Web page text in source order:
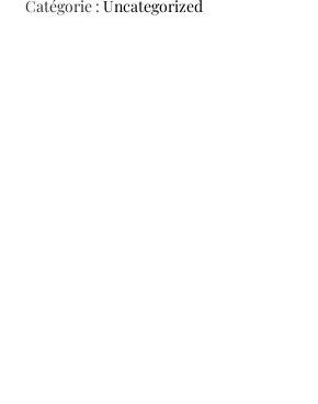
Catégorie :Uncategorized